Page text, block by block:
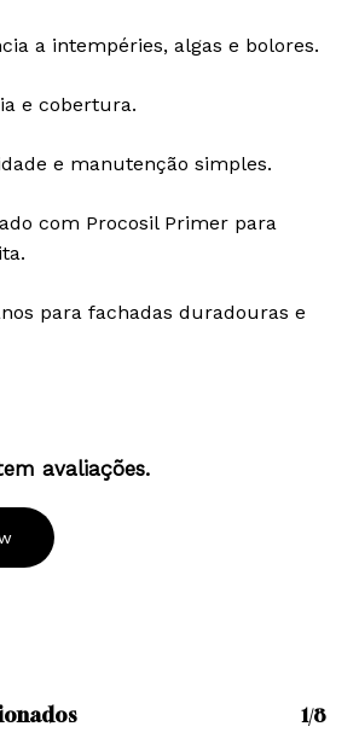
a intempéries, algas e bolores.
e cobertura.
e manutenção simples.
com Procosil Primer para
para fachadas duradouras e
avaliações.
1/8